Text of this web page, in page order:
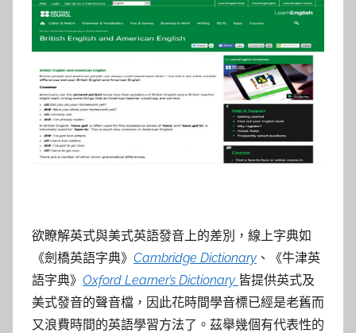
欲瞭解英式與美式英語發音上的差別，線上字典如
《劍橋英語字典》 Cambridge Dictionary 、《牛津英
語字典》 Oxford Learner’s Dictionary 皆提供英式及
美式發音的聲音檔，因此花時間學音標已經是老舊而
又浪費時間的英語學習方法了。茲舉幾個有代表性的